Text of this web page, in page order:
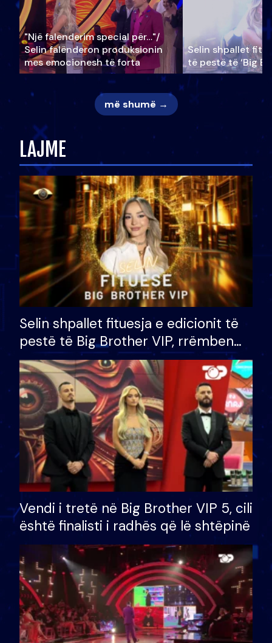
"Një falenderim special për…"/
Selin falënderon produksionin
mes emocionesh të forta
Selin shpallet
të pestë të ‘Big
më shumë →
LAJME
Selin shpallet fituesja e edicionit të
pestë të Big Brother VIP, rrëmben
çmimin e madh prej 100 mijë eurosh
Vendi i tretë në Big Brother VIP 5, cili
është finalisti i radhës që lë shtëpinë